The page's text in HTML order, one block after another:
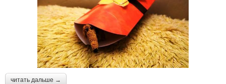
читать дальше →